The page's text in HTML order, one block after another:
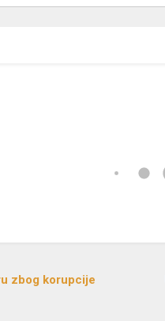
zbog korupcije